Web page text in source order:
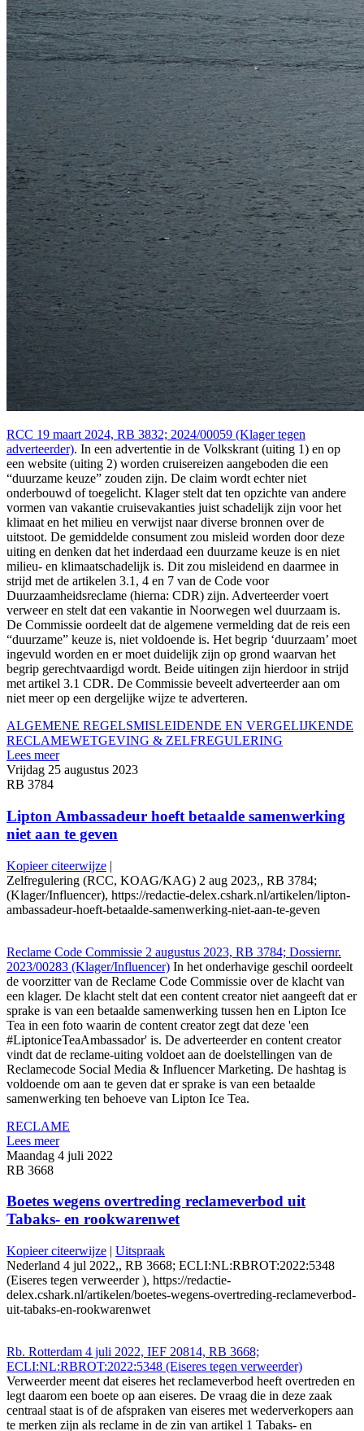
RCC 19 maart 2024, RB 3832; 2024/00059 (Klager tegen
adverteerder). In een advertentie in de Volkskrant (uiting 1) en op
een website (uiting 2) worden cruisereizen aangeboden die een
“duurzame keuze” zouden zijn. De claim wordt echter niet
onderbouwd of toegelicht. Klager stelt dat ten opzichte van andere
vormen van vakantie cruisevakanties juist schadelijk zijn voor het
klimaat en het milieu en verwijst naar diverse bronnen over de
uitstoot. De gemiddelde consument zou misleid worden door deze
uiting en denken dat het inderdaad een duurzame keuze is en niet
milieu- en klimaatschadelijk is. Dit zou misleidend en daarmee in
strijd met de artikelen 3.1, 4 en 7 van de Code voor
Duurzaamheidsreclame (hierna: CDR) zijn. Adverteerder voert
verweer en stelt dat een vakantie in Noorwegen wel duurzaam is.
De Commissie oordeelt dat de algemene vermelding dat de reis een
“duurzame” keuze is, niet voldoende is. Het begrip ‘duurzaam’ moet
ingevuld worden en er moet duidelijk zijn op grond waarvan het
begrip gerechtvaardigd wordt. Beide uitingen zijn hierdoor in strijd
met artikel 3.1 CDR. De Commissie beveelt adverteerder aan om
niet meer op een dergelijke wijze te adverteren.
ALGEMENE REGELSMISLEIDENDE EN VERGELIJKENDE
RECLAMEWETGEVING & ZELFREGULERING
Lees meer
Vrijdag 25 augustus 2023
RB 3784
Lipton Ambassadeur hoeft betaalde samenwerking
niet aan te geven
Kopieer citeerwijze |
Zelfregulering (RCC, KOAG/KAG) 2 aug 2023,, RB 3784;
(Klager/Influencer), https://redactie-delex.cshark.nl/artikelen/lipton-
ambassadeur-hoeft-betaalde-samenwerking-niet-aan-te-geven
Reclame Code Commissie 2 augustus 2023, RB 3784; Dossiernr.
2023/00283 (Klager/Influencer) In het onderhavige geschil oordeelt
de voorzitter van de Reclame Code Commissie over de klacht van
een klager. De klacht stelt dat een content creator niet aangeeft dat er
sprake is van een betaalde samenwerking tussen hen en Lipton Ice
Tea in een foto waarin de content creator zegt dat deze 'een
#LiptoniceTeaAmbassador' is. De adverteerder en content creator
vindt dat de reclame-uiting voldoet aan de doelstellingen van de
Reclamecode Social Media & Influencer Marketing. De hashtag is
voldoende om aan te geven dat er sprake is van een betaalde
samenwerking ten behoeve van Lipton Ice Tea.
RECLAME
Lees meer
Maandag 4 juli 2022
RB 3668
Boetes wegens overtreding reclameverbod uit
Tabaks- en rookwarenwet
Kopieer citeerwijze | Uitspraak
Nederland 4 jul 2022,, RB 3668; ECLI:NL:RBROT:2022:5348
(Eiseres tegen verweerder ), https://redactie-
delex.cshark.nl/artikelen/boetes-wegens-overtreding-reclameverbod-
uit-tabaks-en-rookwarenwet
Rb. Rotterdam 4 juli 2022, IEF 20814, RB 3668;
ECLI:NL:RBROT:2022:5348 (Eiseres tegen verweerder)
Verweerder meent dat eiseres het reclameverbod heeft overtreden en
legt daarom een boete op aan eiseres. De vraag die in deze zaak
centraal staat is of de afspraken van eiseres met wederverkopers aan
te merken zijn als reclame in de zin van artikel 1 Tabaks- en